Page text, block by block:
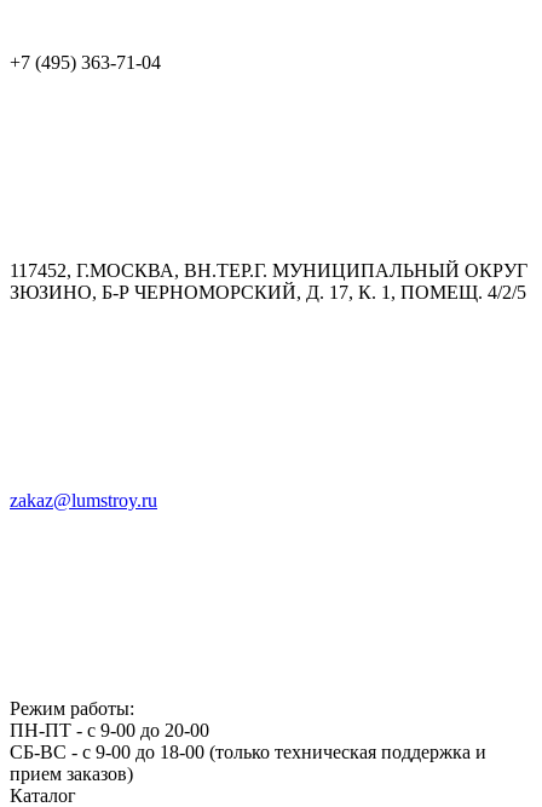
+7 (495) 363-71-04
117452, Г.МОСКВА, ВН.ТЕР.Г. МУНИЦИПАЛЬНЫЙ ОКРУГ
ЗЮЗИНО, Б-Р ЧЕРНОМОРСКИЙ, Д. 17, К. 1, ПОМЕЩ. 4/2/5
zakaz@lumstroy.ru
Режим работы:
ПН-ПТ - с 9-00 до 20-00
СБ-ВС - с 9-00 до 18-00 (только техническая поддержка и
прием заказов)
Каталог